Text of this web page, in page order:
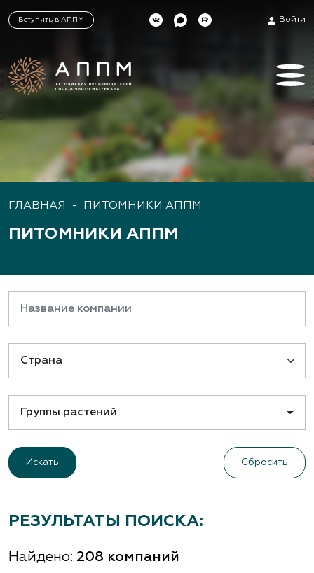
Вступить в АППМ Войти
ГЛАВНАЯ - ПИТОМНИКИ АППМ
ПИТОМНИКИ АППМ
Группы растений
Сбросить
РЕЗУЛЬТАТЫ ПОИСКА:
Найдено: 208 компаний